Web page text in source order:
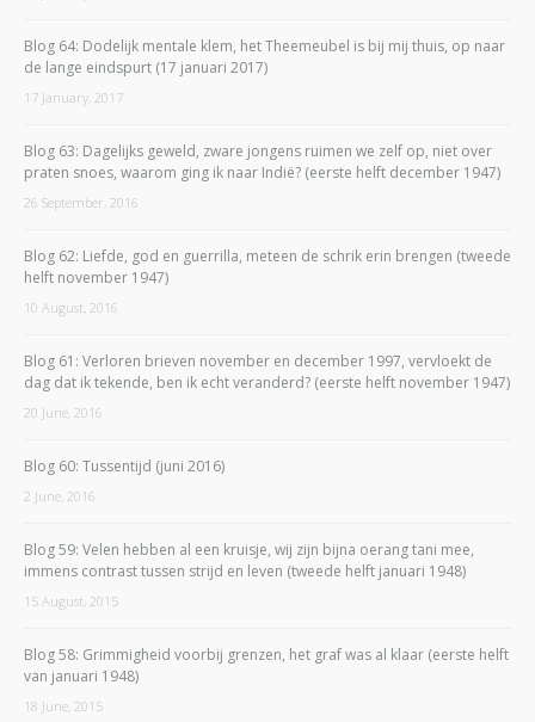
Blog 64: Dodelijk mentale klem, het Theemeubel is bij mij thuis, op naar
de lange eindspurt (17 januari 2017)
17 January, 2017
Blog 63: Dagelijks geweld, zware jongens ruimen we zelf op, niet over
praten snoes, waarom ging ik naar Indië? (eerste helft december 1947)
26 September, 2016
Blog 62: Liefde, god en guerrilla, meteen de schrik erin brengen (tweede
helft november 1947)
10 August, 2016
Blog 61: Verloren brieven november en december 1997, vervloekt de
dag dat ik tekende, ben ik echt veranderd? (eerste helft november 1947)
20 June, 2016
Blog 60: Tussentijd (juni 2016)
2 June, 2016
Blog 59: Velen hebben al een kruisje, wij zijn bijna oerang tani mee,
immens contrast tussen strijd en leven (tweede helft januari 1948)
15 August, 2015
Blog 58: Grimmigheid voorbij grenzen, het graf was al klaar (eerste helft
van januari 1948)
18 June, 2015